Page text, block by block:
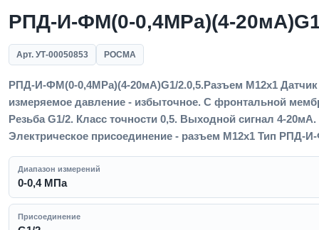
РПД-И-ФМ(0-0,4MPa)(4-
Арт. УТ-00050853 РОСМА
РПД-И-ФМ(0-0,4MPa)(4-20мА)G1/2.0,5.Разъем М12х1
измеряемое давление - избыточное. С фронтальной
Резьба G1/2. Класс точности 0,5. Выходной сигнал 4-
Электрическое присоединение - разъем М12х1 Тип РПД-
Диапазон измерений
0-0,4 МПа
Присоединение